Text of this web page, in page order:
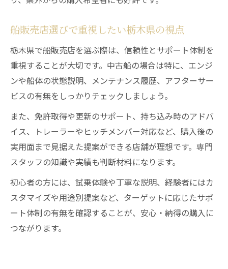
船販売店選びで重視したい栃木県の視点
栃木県で船販売店を選ぶ際は、信頼性とサポート体制を
重視することが大切です。中古船の場合は特に、エンジ
ンや船体の状態説明、メンテナンス履歴、アフターサー
ビスの有無をしっかりチェックしましょう。
また、免許取得や更新のサポート、持ち込み時のアドバ
イス、トレーラーやヒッチメンバー対応など、購入後の
実用面まで見据えた提案ができる店舗が理想です。専門
スタッフの知識や実績も判断材料になります。
初心者の方には、試乗体験や丁寧な説明、経験者にはカ
スタマイズや用途別提案など、ターゲットに応じたサポ
ート体制の有無を確認することが、安心・納得の購入に
つながります。